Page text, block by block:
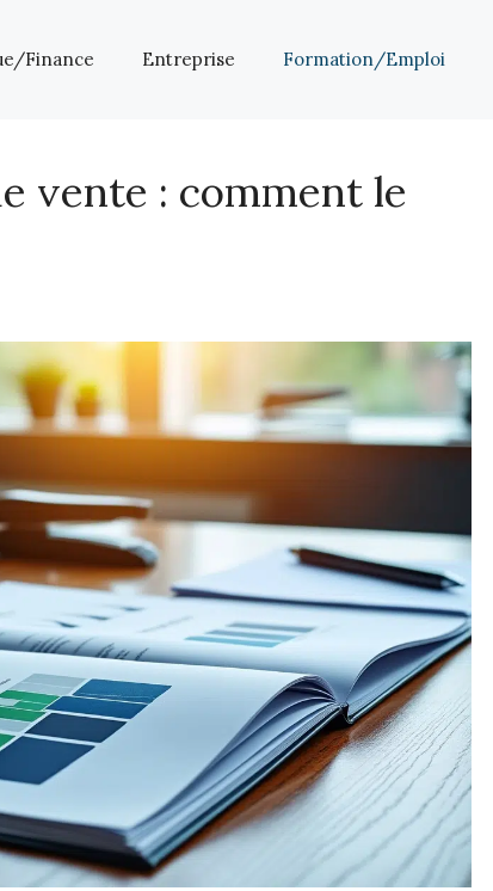
Finance Entreprise Formation/Emploi
vente : comment le